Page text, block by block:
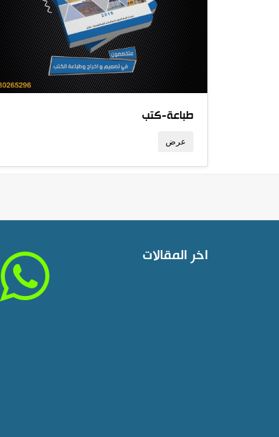
طباعة-كتب
عرض
اخر المقالات